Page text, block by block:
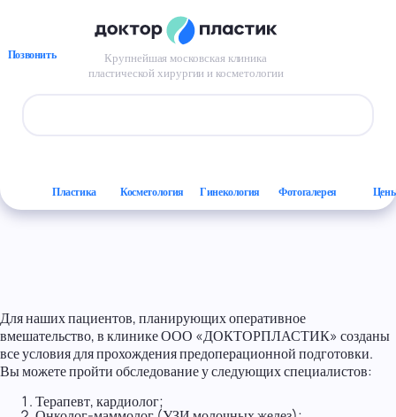
Позвонить
Крупнейшая московская клиника
пластической хирургии и косметологии
Пластика Косметология Гинекология Фотогалерея
Подготовка к операции
Для наших пациентов, планирующих оперативное
вмешательство, в клинике ООО «ДОКТОРПЛАСТИК» созданы
все условия для прохождения предоперационной подготовки.
Вы можете пройти обследование у следующих специалистов:
Терапевт, кардиолог;